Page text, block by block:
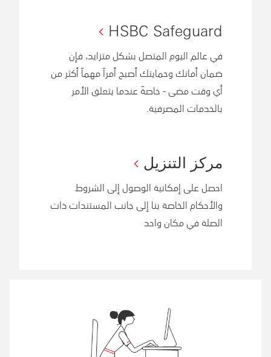
HSBC Safeguard
في عالم اليوم المتصل بشكل متزايد، فإن
ضمان أمانك وحمايتك أصبح أمراً مهماً أكثر من
أي وقت مضى - خاصةً عندما يتعلق الأمر
بالخدمات المصرفية.
مركز التنزيل
احصل على إمكانية الوصول إلى الشروط
والأحكام الخاصة بنا إلى جانب المستندات ذات
الصلة في مكان واحد